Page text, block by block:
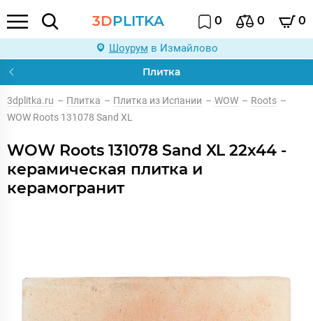
3DPLITKA 0 0 0
Шоурум в Измайлово
Плитка
3dplitka.ru – Плитка – Плитка из Испании – WOW – Roots –
WOW Roots 131078 Sand XL
WOW Roots 131078 Sand XL 22x44 -
керамическая плитка и
керамогранит